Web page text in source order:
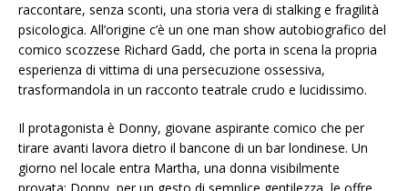
raccontare, senza sconti, una storia vera di stalking e fragilità
psicologica. All’origine c’è un one man show autobiografico del
comico scozzese Richard Gadd, che porta in scena la propria
esperienza di vittima di una persecuzione ossessiva,
trasformandola in un racconto teatrale crudo e lucidissimo.
Il protagonista è Donny, giovane aspirante comico che per
tirare avanti lavora dietro il bancone di un bar londinese. Un
giorno nel locale entra Martha, una donna visibilmente